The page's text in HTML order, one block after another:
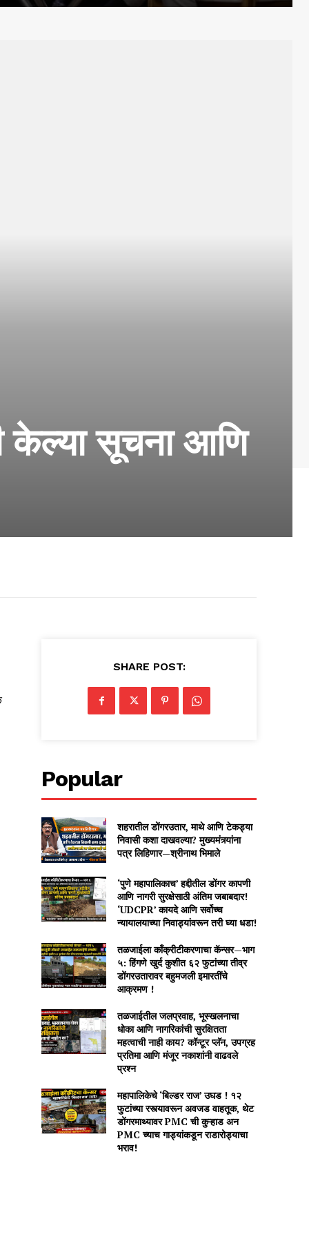
केल्या सूचना आणि
SHARE POST:
Popular
शहरातील डोंगरउतार, माथे आणि टेकड्या
निवासी कशा दाखवल्या? मुख्यमंत्र्यांना
पत्र लिहिणार—श्रीनाथ भिमाले
‘पुणे महापालिकाच’ हद्दीतील डोंगर कापणी
आणि नागरी सुरक्षेसाठी अंतिम जबाबदार!
‘UDCPR’ कायदे आणि सर्वोच्च
न्यायालयाच्या निवाड्यांवरून तरी घ्या धडा!
तळजाईला काँक्रीटीकरणाचा कॅन्सर—भाग
५: हिंगणे खुर्द कुशीत ६२ फुटांच्या तीव्र
डोंगरउतारावर बहुमजली इमारतींचे
आक्रमण !
तळजाईतील जलप्रवाह, भूस्खलनाचा
धोका आणि नागरिकांची सुरक्षितता
महत्वाची नाही काय? कॉन्टूर प्लॅन, उपग्रह
प्रतिमा आणि मंजूर नकाशांनी वाढवले
प्रश्न
महापालिकेचे ‘बिल्डर राज’ उघड ! १२
फुटांच्या रस्त्यावरून अवजड वाहतूक, थेट
डोंगरमाथ्यावर PMC ची कुऱ्हाड अन
PMC च्याच गाड्यांकडून राडारोड्याचा
भराव!